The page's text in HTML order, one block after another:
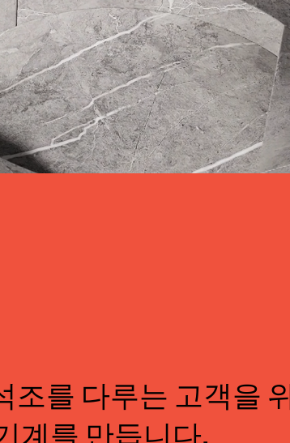
조를 다루는 고객을
계를 만듭니다.